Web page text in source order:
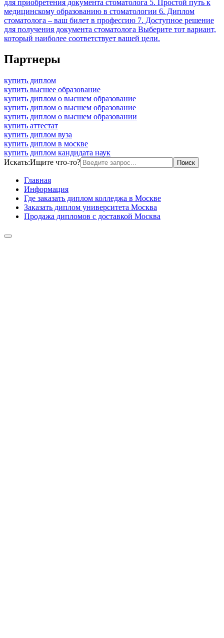
для приобретения документа стоматолога 5. Простой путь к
медицинскому образованию в стоматологии 6. Диплом
стоматолога – ваш билет в профессию 7. Доступное решение
для получения документа стоматолога Выберите тот вариант,
который наиболее соответствует вашей цели.
Партнеры
купить диплом
купить высшее образование
купить диплом о высшем образование
купить диплом о высшем образование
купить диплом о высшем образовании
купить аттестат
купить диплом вуза
купить диплом в москве
купить диплом кандидата наук
Искать:Ищите что-то?
Главная
Информация
Где заказать диплом колледжа в Москве
Заказать диплом университета Москва
Продажа дипломов с доставкой Москва